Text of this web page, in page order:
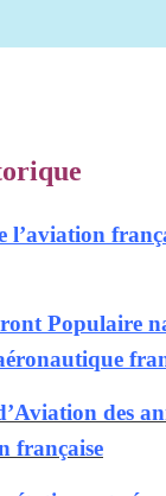
l’aviation
Populaire
des
française